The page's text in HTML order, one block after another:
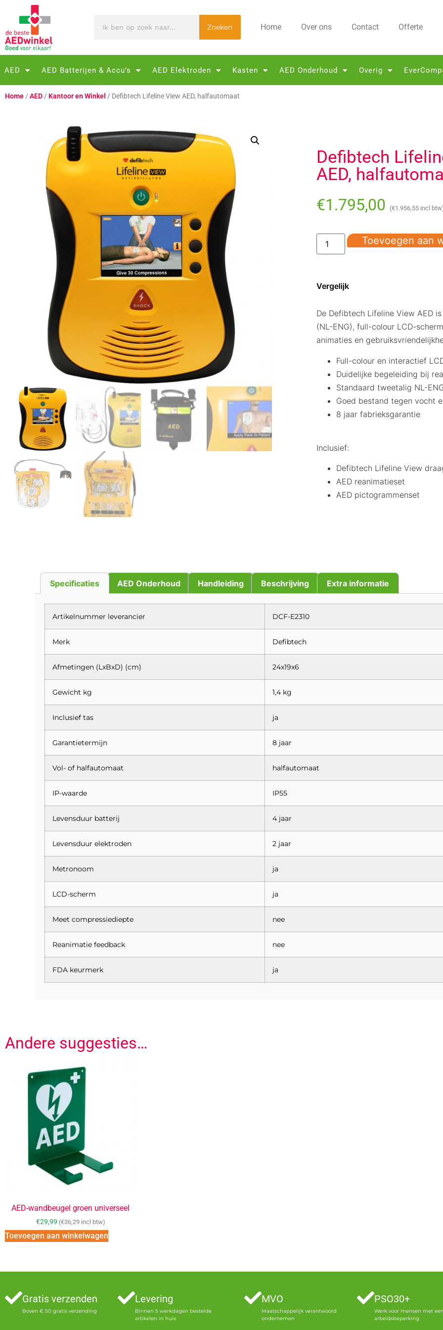
Zoeken Home Over ons Contact Offerte
AED AED Batterijen & Accu’s AED Elektroden Kasten AED Onderhoud Overig
Home / AED / Kantoor en Winkel / Defibtech Lifeline View AED, halfautomaat
Defibtech
AED,
€1.795,00 (€1.956,55 incl
Toevoegen aan
Vergelijk
De Defibtech Lifeline View AED
(NL-ENG), full-colour LCD-
animaties en
Full-colour en interactief
Duidelijke begeleiding bij
Standaard tweetalig NL-
Goed bestand tegen vocht
8 jaar fabrieksgarantie
Inclusief:
Defibtech Lifeline View
AED reanimatieset
AED pictogrammenset
Specificaties AED Onderhoud Handleiding Beschrijving Extra informatie
Artikelnummer leverancier DCF-E2310
Merk Defibtech
Afmetingen (LxBxD) (cm) 24x19x6
Gewicht kg 1,4 kg
Inclusief tas ja
Garantietermijn 8 jaar
Vol- of halfautomaat halfautomaat
IP-waarde IP55
Levensduur batterij 4 jaar
Levensduur elektroden 2 jaar
Metronoom ja
LCD-scherm ja
Meet compressiediepte nee
Reanimatie feedback nee
FDA keurmerk ja
Andere suggesties…
AED-wandbeugel groen universeel
€29,99 (€36,29incl btw)
Toevoegen aan winkelwagen
Gratis verzenden
Boven € 50 gratis verzending
Levering
Binnen 5 werkdagen bestelde
artikelen in huis
MVO
Maatschappelijk verantwoord
ondernemen
PSO30+
Werk voor mensen met
arbeidsbeperking